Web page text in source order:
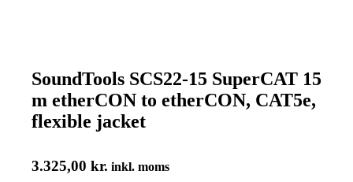
SoundTools SCS22-15 SuperCAT 15
m etherCON to etherCON, CAT5e,
flexible jacket
3.325,00 kr. inkl. moms